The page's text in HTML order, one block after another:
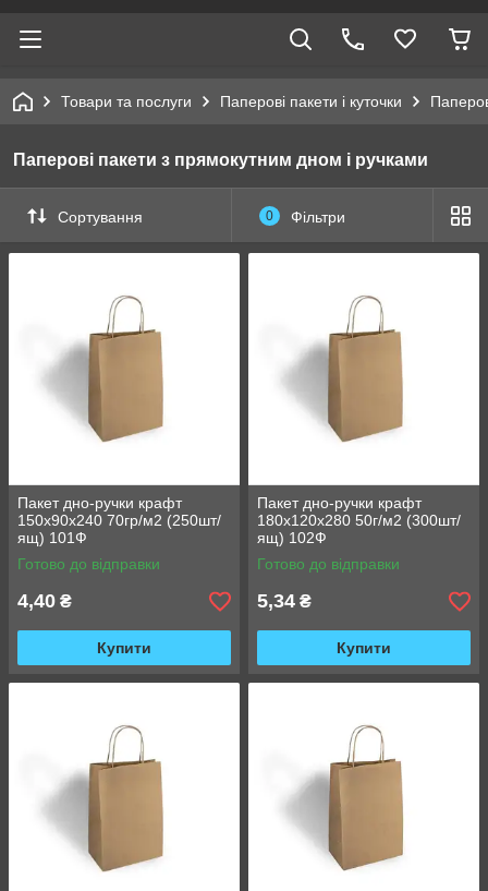
Товари та послуги Паперові пакети і куточки
Паперові пакети з прямокутним дном і ручками
Сортування 0 Фільтри
Пакет дно-ручки крафт
150х90х240 70гр/м2 (250шт/
ящ) 101Ф
Готово до відправки
4,40 ₴
Купити
Пакет дно-ручки крафт
180х120х280 50г/м2 (300шт/
ящ) 102Ф
Готово до відправки
5,34 ₴
Купити